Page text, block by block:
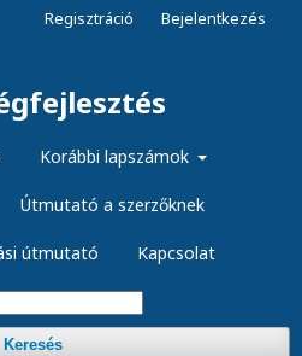
Korábbi lapszámok
Útmutató a szerzőknek
útmutató Kapcsolat
Keresés
Regisztráció Bejelentkezés